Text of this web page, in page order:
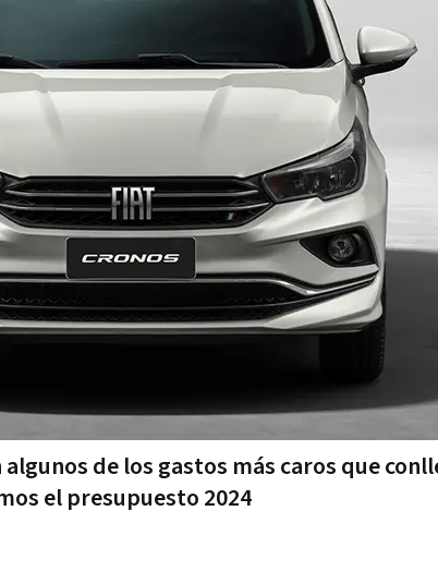
de los gastos más caros que
el presupuesto 2024